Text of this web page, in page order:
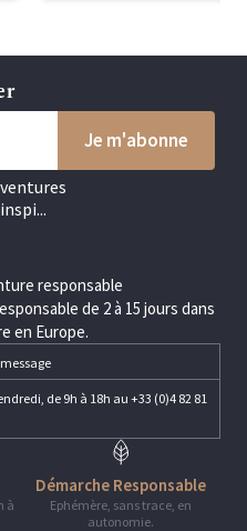
responsable
de 2 à 15 jours dans
en Europe.
de 9h à 18h au +33 (0)4 82 81
à
Démarche Responsable
Ephémère, sans trace, en
autonomie.